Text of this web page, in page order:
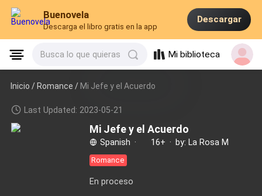
Buenovela
Descarga el libro gratis en la app
Descargar
Busca lo que quieras Mi biblioteca
Inicio /Romance / Mi Jefe y el Acuerdo
Last Updated: 2023-05-21
Mi Jefe y el Acuerdo
Spanish · 16+ · by: La Rosa M
Romance
En proceso